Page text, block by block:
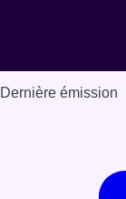
Dernière émission